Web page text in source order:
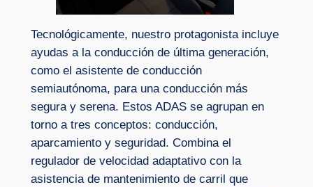
Tecnológicamente, nuestro protagonista incluye
ayudas a la conducción de última generación,
como el asistente de conducción
semiautónoma, para una conducción más
segura y serena. Estos ADAS se agrupan en
torno a tres conceptos: conducción,
aparcamiento y seguridad. Combina el
regulador de velocidad adaptativo con la
asistencia de mantenimiento de carril que